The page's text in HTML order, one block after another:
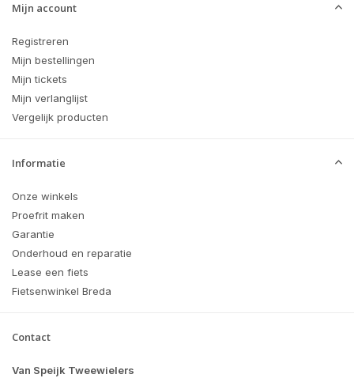
Mijn account
Registreren
Mijn bestellingen
Mijn tickets
Mijn verlanglijst
Vergelijk producten
Informatie
Onze winkels
Proefrit maken
Garantie
Onderhoud en reparatie
Lease een fiets
Fietsenwinkel Breda
Contact
Van Speijk Tweewielers